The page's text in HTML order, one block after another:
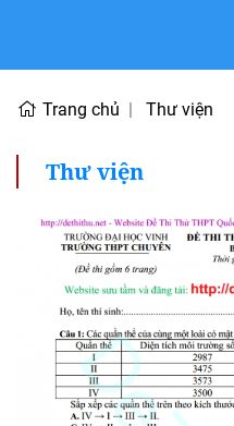
Trang chủ Thư viện
Thư viện